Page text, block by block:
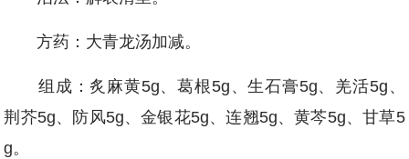
方药：大青龙汤加减。
组成：炙麻黄5g、葛根5g、生石膏5g、羌活5g、
荆芥5g、防风5g、金银花5g、连翘5g、黄芩5g、甘草5
g。